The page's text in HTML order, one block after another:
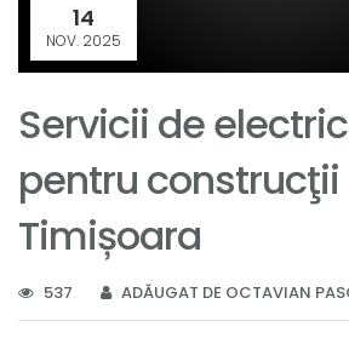
14
NOV. 2025
Servicii de
pentru construcţii
Timișoara
537 ADĂUGAT DE OCTAVIAN